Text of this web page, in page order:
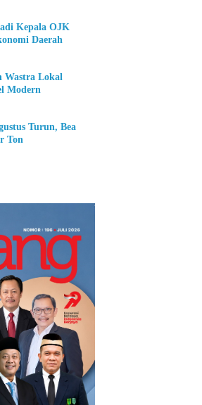
Kepala OJK
Daerah
Wastra Lokal
Modern
Turun, Bea
Ton